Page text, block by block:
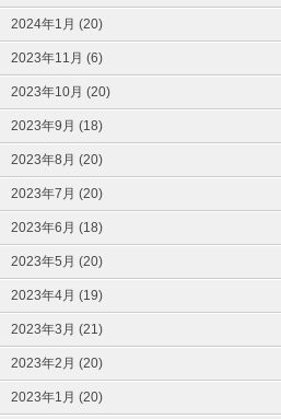
2024年1月 (20)
2023年11月 (6)
2023年10月 (20)
2023年9月 (18)
2023年8月 (20)
2023年7月 (20)
2023年6月 (18)
2023年5月 (20)
2023年4月 (19)
2023年3月 (21)
2023年2月 (20)
2023年1月 (20)